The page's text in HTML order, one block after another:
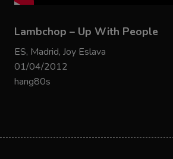
Lambchop – Up With People
ES, Madrid, Joy Eslava
01/04/2012
hang80s